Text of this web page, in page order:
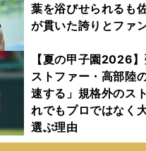
葉を浴びせられるも
が貫いた誇りとファ
【夏の甲子園2026
ストファー・高部陸
速する」規格外のス
れでもプロではなく
選ぶ理由